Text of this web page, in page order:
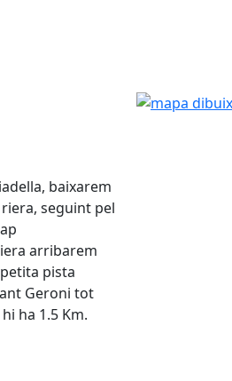
baixarem
seguint pel
arribarem
pista
Geroni tot
ha 1.5 Km.
mapa dibuixat